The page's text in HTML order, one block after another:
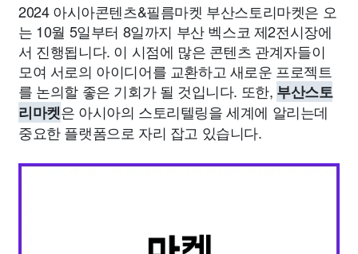
2024 아시아콘텐츠&필름마켓 부산스토리마켓은 오
는 10월 5일부터 8일까지 부산 벡스코 제2전시장에
서 진행됩니다. 이 시점에 많은 콘텐츠 관계자들이
모여 서로의 아이디어를 교환하고 새로운 프로젝트
를 논의할 좋은 기회가 될 것입니다. 또한, 부산스토
리마켓은 아시아의 스토리텔링을 세계에 알리는데
중요한 플랫폼으로 자리 잡고 있습니다.